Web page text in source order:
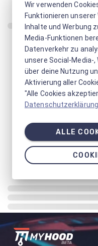
Wir verwenden
Funktionieren
Inhalte und Werbung
Media-Funktionen
Datenverkehr zu
unsere Social-Media-
über deine Nutzung
Aktivierung aller
"Alle Cookies
Datenschutzerklärung
ALLE